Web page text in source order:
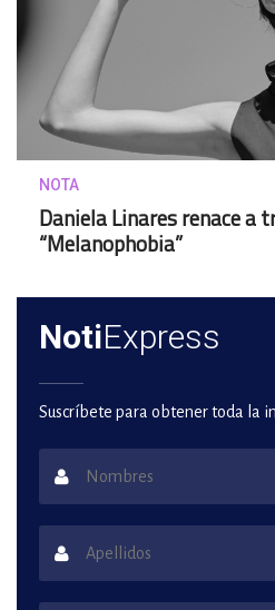
NOTA
Daniela Linares renace a
“Melanophobia”
NotiExpress
Suscríbete para obtener toda la